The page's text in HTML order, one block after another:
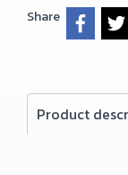
Share
Product